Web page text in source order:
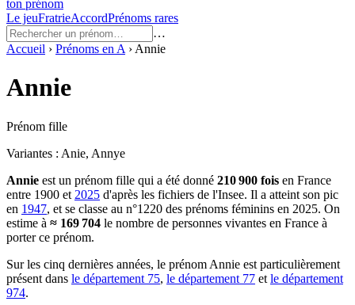
ton prénom
Le jeuFratrieAccordPrénoms rares
…
Accueil › Prénoms en A › Annie
Annie
Prénom fille
Variantes : Anie, Annye
Annie est un prénom fille qui a été donné 210 900 fois en France
entre 1900 et 2025 d'après les fichiers de l'Insee. Il a atteint son pic
en 1947, et se classe au n°1220 des prénoms féminins en 2025. On
estime à ≈ 169 704 le nombre de personnes vivantes en France à
porter ce prénom.
Sur les cinq dernières années, le prénom Annie est particulièrement
présent dans le département 75, le département 77 et le département
974.